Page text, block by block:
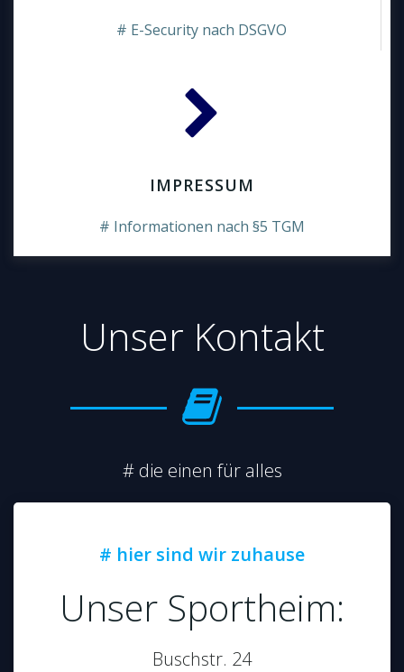
# E-Security nach DSGVO
IMPRESSUM
# Informationen nach §5 TGM
Unser Kontakt
# die einen für alles
# hier sind wir zuhause
Unser Sportheim:
Buschstr. 24